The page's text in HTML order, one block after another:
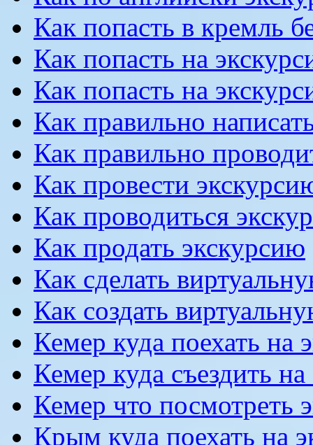
Как попасть в кремль
Как попасть на
Как попасть на
Как правильно
Как правильно
Как провести
Как проводиться
Как продать экскурсию
Как сделать
Как создать
Кемер куда поехать на
Кемер куда съездить
Кемер что посмотреть
Крым куда поехать на